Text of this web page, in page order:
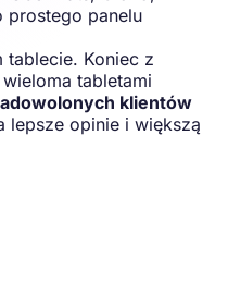
prostego panelu
tablecie. Koniec z
tabletami
klientów
lepsze opinie i większą